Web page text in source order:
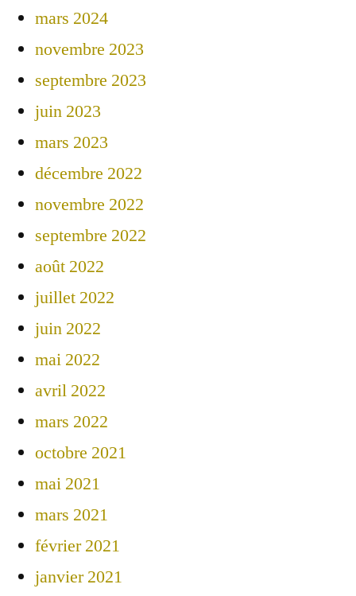
mars 2024
novembre 2023
septembre 2023
juin 2023
mars 2023
décembre 2022
novembre 2022
septembre 2022
août 2022
juillet 2022
juin 2022
mai 2022
avril 2022
mars 2022
octobre 2021
mai 2021
mars 2021
février 2021
janvier 2021